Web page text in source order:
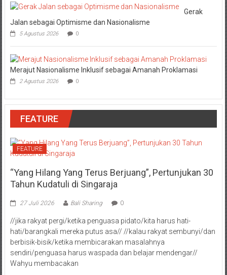
Gerak
Jalan sebagai Optimisme dan Nasionalisme
5 Agustus 2026 0
Merajut Nasionalisme Inklusif sebagai Amanah Proklamasi
2 Agustus 2026 0
FEATURE
FEATURE
“Yang Hilang Yang Terus Berjuang”, Pertunjukan 30
Tahun Kudatuli di Singaraja
27 Juli 2026 Bali Sharing 0
//jika rakyat pergi/ketika penguasa pidato/kita harus hati-
hati/barangkali mereka putus asa// //kalau rakyat sembunyi/dan
berbisik-bisik/ketika membicarakan masalahnya
sendiri/penguasa harus waspada dan belajar mendengar//
Wahyu membacakan